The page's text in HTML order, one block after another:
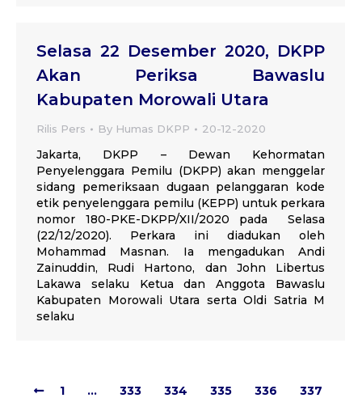
Selasa 22 Desember 2020, DKPP
Akan Periksa Bawaslu
Kabupaten Morowali Utara
Rilis Pers By Humas DKPP 20-12-2020
Jakarta, DKPP – Dewan Kehormatan
Penyelenggara Pemilu (DKPP) akan menggelar
sidang pemeriksaan dugaan pelanggaran kode
etik penyelenggara pemilu (KEPP) untuk perkara
nomor 180-PKE-DKPP/XII/2020 pada Selasa
(22/12/2020). Perkara ini diadukan oleh
Mohammad Masnan. Ia mengadukan Andi
Zainuddin, Rudi Hartono, dan John Libertus
Lakawa selaku Ketua dan Anggota Bawaslu
Kabupaten Morowali Utara serta Oldi Satria M
selaku
1 … 333 334 335 336 337